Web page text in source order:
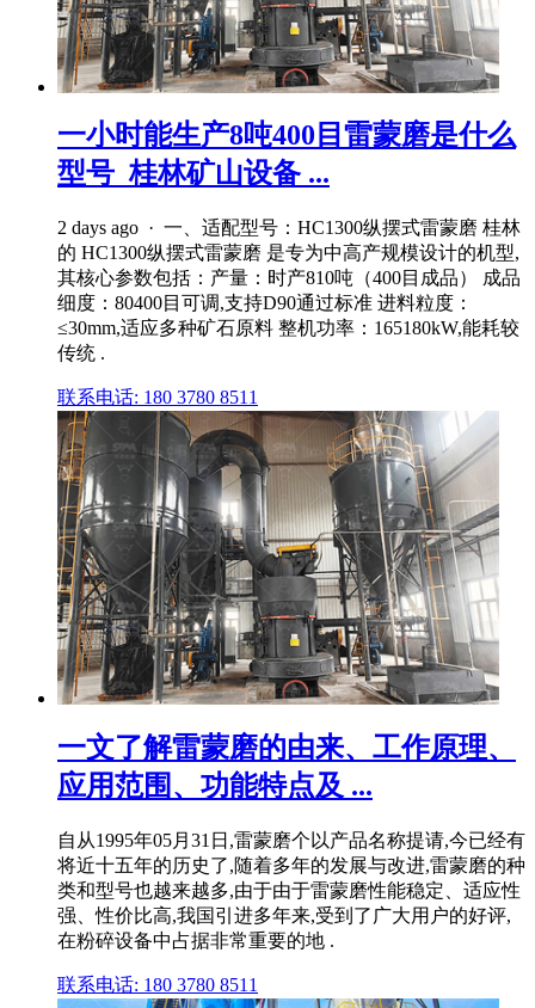
一小时能生产8吨400目雷蒙磨是什么
型号_桂林矿山设备 ...
2 days ago · 一、适配型号：HC1300纵摆式雷蒙磨 桂林
的 HC1300纵摆式雷蒙磨 是专为中高产规模设计的机型,
其核心参数包括：产量：时产810吨（400目成品） 成品
细度：80400目可调,支持D90通过标准 进料粒度：
≤30mm,适应多种矿石原料 整机功率：165180kW,能耗较
传统 .
联系电话: 180 3780 8511
一文了解雷蒙磨的由来、工作原理、
应用范围、功能特点及 ...
自从1995年05月31日,雷蒙磨个以产品名称提请,今已经有
将近十五年的历史了,随着多年的发展与改进,雷蒙磨的种
类和型号也越来越多,由于由于雷蒙磨性能稳定、适应性
强、性价比高,我国引进多年来,受到了广大用户的好评,
在粉碎设备中占据非常重要的地 .
联系电话: 180 3780 8511